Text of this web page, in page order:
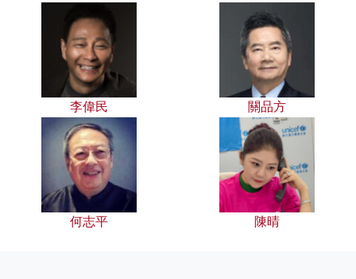
李偉民 關品方
何志平 陳晴